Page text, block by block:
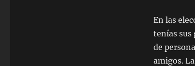
En las
tenías sus
de
amigos.